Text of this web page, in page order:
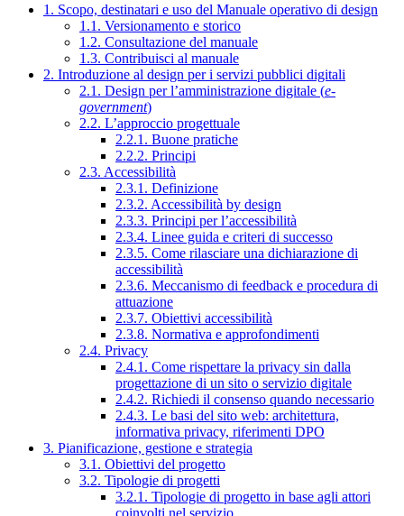
1. Scopo, destinatari e uso del Manuale operativo di design
1.1. Versionamento e storico
1.2. Consultazione del manuale
1.3. Contribuisci al manuale
2. Introduzione al design per i servizi pubblici digitali
2.1. Design per l’amministrazione digitale (e-
government)
2.2. L’approccio progettuale
2.2.1. Buone pratiche
2.2.2. Principi
2.3. Accessibilità
2.3.1. Definizione
2.3.2. Accessibilità by design
2.3.3. Principi per l’accessibilità
2.3.4. Linee guida e criteri di successo
2.3.5. Come rilasciare una dichiarazione di
accessibilità
2.3.6. Meccanismo di feedback e procedura di
attuazione
2.3.7. Obiettivi accessibilità
2.3.8. Normativa e approfondimenti
2.4. Privacy
2.4.1. Come rispettare la privacy sin dalla
progettazione di un sito o servizio digitale
2.4.2. Richiedi il consenso quando necessario
2.4.3. Le basi del sito web: architettura,
informativa privacy, riferimenti DPO
3. Pianificazione, gestione e strategia
3.1. Obiettivi del progetto
3.2. Tipologie di progetti
3.2.1. Tipologie di progetto in base agli attori
coinvolti nel servizio